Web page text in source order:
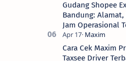
Gudang Shopee
Bandung:
Jam Operasional
Cara Cek Maxim
Taxsee Driver